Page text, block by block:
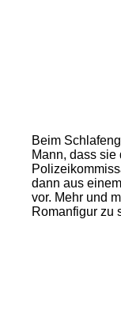
Beim
Mann, dass sie
dann aus
vor. Mehr und
Romanfigur zu